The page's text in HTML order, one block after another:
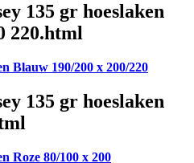
135 gr hoeslaken
220.html
Blauw 190/200 x 200/220
135 gr hoeslaken
Roze 80/100 x 200